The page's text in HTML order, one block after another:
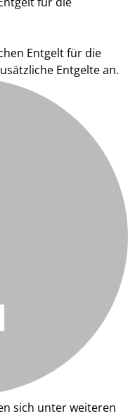
Entgelt für die
Entgelte an.
sich unter weiteren